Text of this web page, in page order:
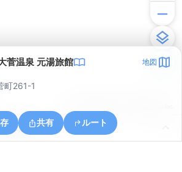
菅温泉 元湯旅館 地図
町261-1
共有 ルート
王町黒坂